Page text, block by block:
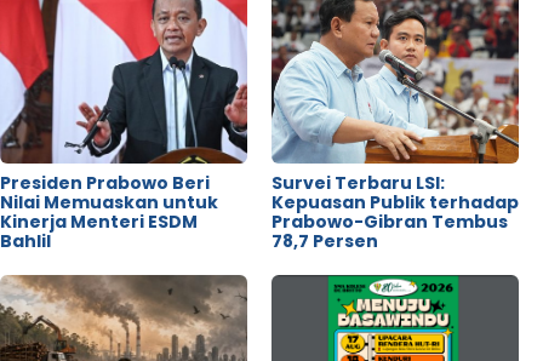
Presiden Prabowo Beri
Nilai Memuaskan untuk
Kinerja Menteri ESDM
Bahlil
Survei Terbaru LSI:
Kepuasan Publik terhadap
Prabowo-Gibran Tembus
78,7 Persen